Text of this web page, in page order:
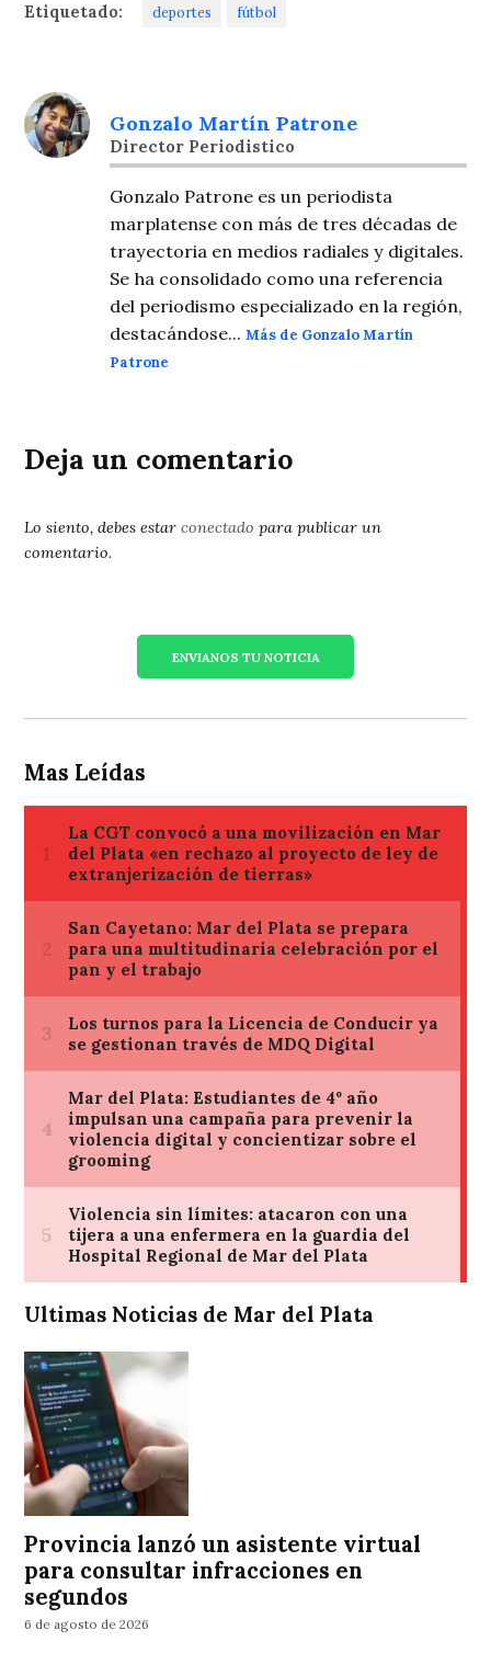
Etiquetado: deportes fútbol
Gonzalo Martín Patrone
Director Periodistico
Gonzalo Patrone es un periodista
marplatense con más de tres décadas de
trayectoria en medios radiales y digitales.
Se ha consolidado como una referencia
del periodismo especializado en la región,
destacándose...Más de Gonzalo Martín
Patrone
Deja un comentario
Lo siento, debes estarconectado para publicar un
comentario.
ENVIANOS TU NOTICIA
Mas Leídas
Ultimas Noticias de Mar del Plata
Provincia lanzó un asistente virtual
para consultar infracciones en
segundos
6 de agosto de 2026